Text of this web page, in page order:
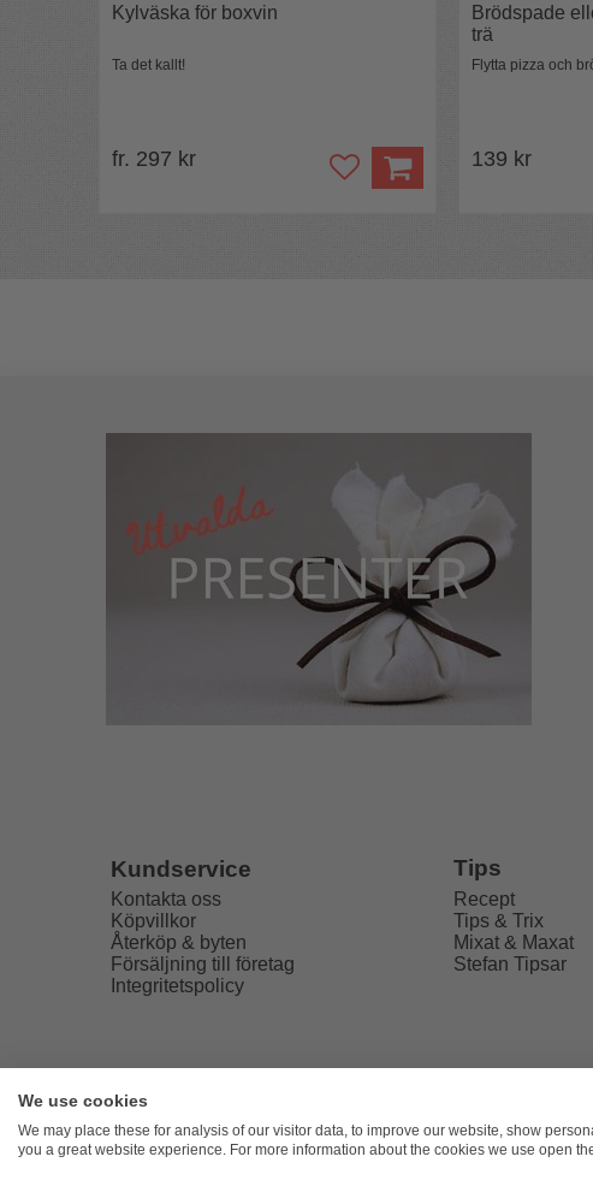
Kylväska för boxvin
Ta det kallt!
fr. 297 kr
Brödspade
trä
Flytta pizza och
139 kr
Kundservice
Kontakta oss
Köpvillkor
Återköp & byten
Försäljning till företag
Integritetspolicy
Tips
Recept
Tips & Trix
Mixat & Maxat
Stefan Tipsar
We use cookies
We may place these for analysis of our visitor data, to improve our website, show
you a great website experience. For more information about the cookies we use open